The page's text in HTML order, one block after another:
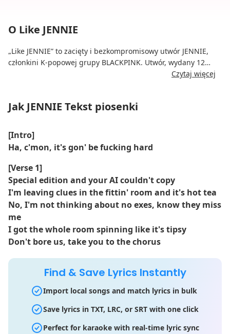
O Like JENNIE
„Like JENNIE” to zacięty i bezkompromisowy utwór JENNIE,
członkini K-popowej grupy BLACKPINK. Utwór, wydany 12
listopada 2021 roku w ramach jej solowego wydawnictwa,
a zarazem mocna produkcja dopełnia odważną postawę
Tekst piosenki wyraża pragnienie JENNIE, by żyć na własnych
zasadach i ucieleśniać swoją niepowtarzalną osobowość.
Utwór odzwierciedla jej drogę do samorealizacji i akceptacji
swojej indywidualności w obliczu społecznych oczekiwań.
Czytaj więcej
Jak JENNIE Tekst piosenki
[Intro]
Ha, c'mon, it's gon' be fucking hard
[Verse 1]
Special edition and your AI couldn't copy
I'm leaving clues in the fittin' room and it's hot tea
No, I'm not thinking about no exes, know they miss
me
I got the whole room spinning like it's tipsy
Don't bore us, take you to the chorus
Find & Save Lyrics Instantly
Import local songs and match lyrics in bulk
Save lyrics in TXT, LRC, or SRT with one click
Perfect for karaoke with real-time lyric sync